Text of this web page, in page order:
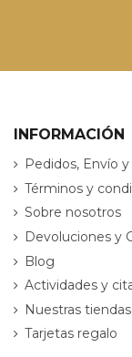
INFORMACIÓN
Pedidos, Envío
Términos y
Sobre nosotros
Devoluciones y
Blog
Actividades y
Nuestras
Tarjetas regalo